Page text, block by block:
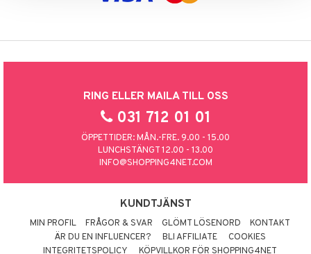
RING ELLER MAILA TILL OSS
031 712 01 01
ÖPPETTIDER: MÅN.-FRE. 9.00 - 15.00
LUNCHSTÄNGT 12.00 - 13.00
INFO@SHOPPING4NET.COM
KUNDTJÄNST
MIN PROFIL FRÅGOR & SVAR GLÖMT LÖSENORD
KONTAKT
ÄR DU EN INFLUENCER?
BLI AFFILIATE
COOKIES
INTEGRITETSPOLICY
KÖPVILLKOR FÖR SHOPPING4NET